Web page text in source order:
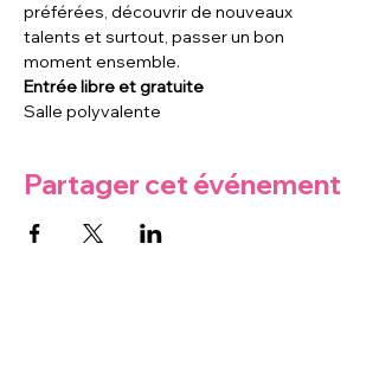
préférées, découvrir de nouveaux
talents et surtout, passer un bon
moment ensemble.
Entrée libre et gratuite
Salle polyvalente
Partager cet événement